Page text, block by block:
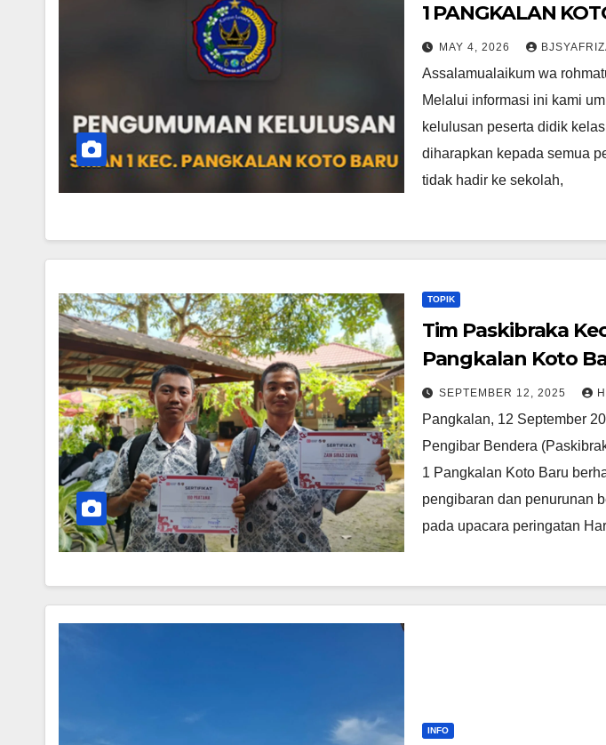
1 PANGKALAN
AJARAN 2025-2026
MAY 4, 2026
Assalamualaikum wa
Melalui informasi ini kami
kelulusan peserta didik
diharapkan kepada semua
tidak hadir ke sekolah,
TOPIK
Tim Paskibraka
Pangkalan Koto
Laksanakan Tugas
17 Agustus 2025
SEPTEMBER 12, 2025
Pangkalan, 12 September
Pengibar Bendera
1 Pangkalan Koto Baru
pengibaran dan penurunan
pada upacara peringatan
INFO